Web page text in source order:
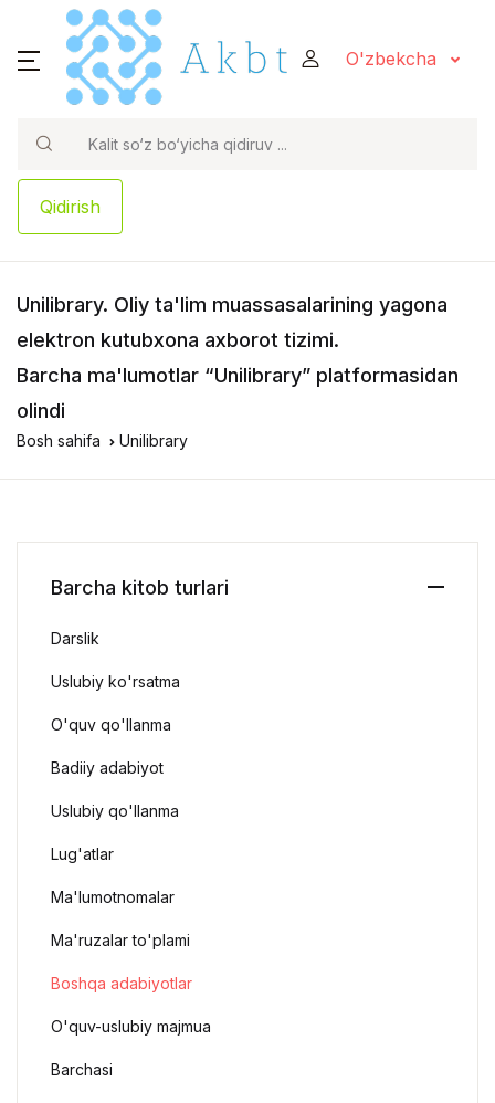
O'zbekcha
Qidirish
Unilibrary. Oliy ta'lim muassasalarining yagona
elektron kutubxona axborot tizimi.
Barcha ma'lumotlar “Unilibrary” platformasidan
olindi
Bosh sahifa Unilibrary
Barcha kitob turlari
Darslik
Uslubiy ko'rsatma
O'quv qo'llanma
Badiiy adabiyot
Uslubiy qo'llanma
Lug'atlar
Ma'lumotnomalar
Ma'ruzalar to'plami
Boshqa adabiyotlar
O'quv-uslubiy majmua
Barchasi